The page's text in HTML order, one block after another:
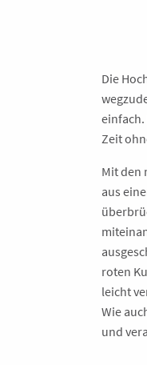
Die
einfach.
Zeit
Mit den
aus
roten
leicht
Wie
und